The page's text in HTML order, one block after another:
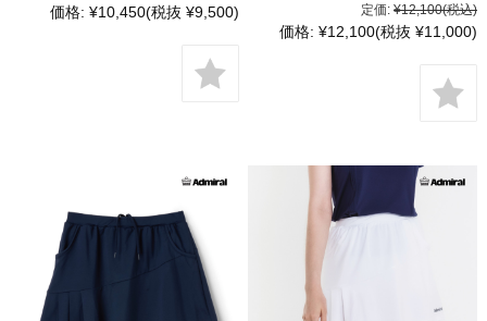
価格: ¥10,450(税抜 ¥9,500) 定価: ¥12,100(税込)
価格: ¥12,100(税抜 ¥11,000)